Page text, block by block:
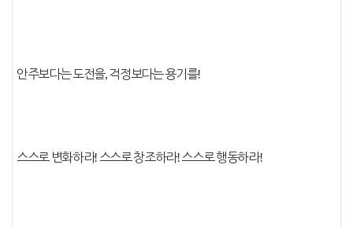
안주보다는 도전을,걱정보다는 용기를!
스스로 변화하라! 스스로 창조하라!스스로 행동하라!